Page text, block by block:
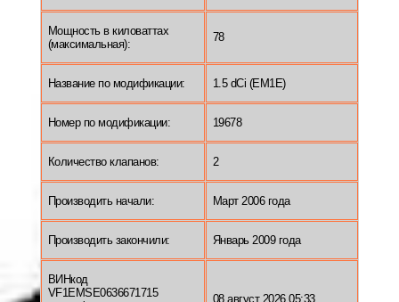
Мощность в киловаттах
(максимальная):
78
Название по модификации: 1.5 dCi (EM1E)
Номер по модификации: 19678
Количество клапанов: 2
Производить начали: Март 2006 года
Производить закончили: Январь 2009 года
ВИНкод
VF1EMSE0636671715
08 август 2026 05:33